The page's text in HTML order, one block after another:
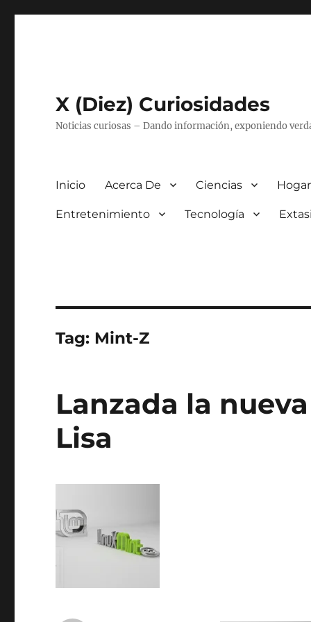
X (Diez) Curiosidades
Noticias curiosas – Dando información, exponiendo
Inicio Acerca De Ciencias
Entretenimiento Tecnología
Tag: Mint-Z
Lanzada la
Lisa